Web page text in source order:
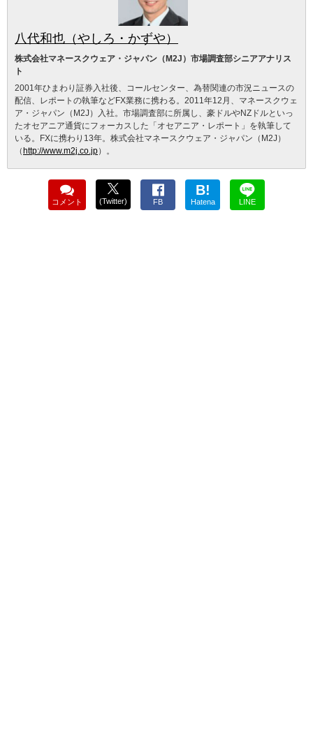
八代和也（やしろ・かずや）
株式会社マネースクウェア・ジャパン（M2J）市場調査部シニアアナリス
ト
2001年ひまわり証券入社後、コールセンター、為替関連の市況ニュースの
配信、レポートの執筆などFX業務に携わる。2011年12月、マネースクウェ
ア・ジャパン（M2J）入社。市場調査部に所属し、豪ドルやNZドルといっ
たオセアニア通貨にフォーカスした「オセアニア・レポート」を執筆して
いる。FXに携わり13年。株式会社マネースクウェア・ジャパン（M2J）
（ http://www.m2j.co.jp）。
コメント (Twitter) FB
B!
Hatena LINE